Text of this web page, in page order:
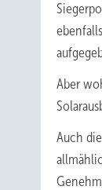
Aber
Auch